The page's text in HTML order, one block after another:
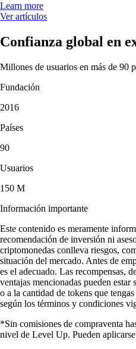
Learn more
Ver artículos
Confianza global en
Millones de usuarios en más de 90
Fundación
2016
Países
90
Usuarios
150 M
Información importante
Este contenido es meramente
recomendación de inversión ni
criptomonedas conlleva riesgos,
situación del mercado. Antes de
es el adecuado. Las recompensas,
ventajas mencionadas pueden
o a la cantidad de tokens que
según los términos y condiciones
*Sin comisiones de compraventa
nivel de Level Up. Pueden